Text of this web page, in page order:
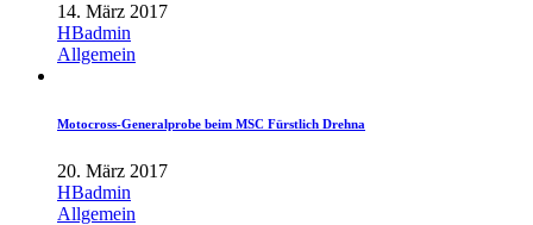
14. März 2017
HBadmin
Allgemein
Motocross-Generalprobe beim MSC Fürstlich Drehna
20. März 2017
HBadmin
Allgemein